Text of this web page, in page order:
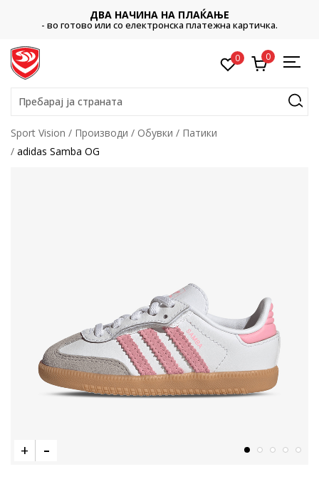
ДВА НАЧИНА НА ПЛАЌАЊЕ
- во готово или со електронска платежна картичка.
0 0
Пребарај ја страната
Sport Vision Производи Обувки
Патики
adidas Samba OG